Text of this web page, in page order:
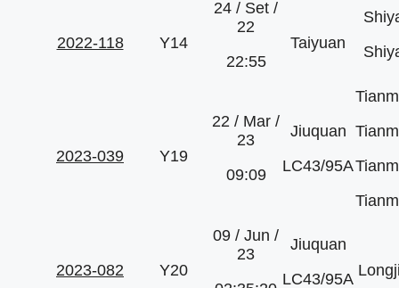
2022-118 Y14
24 / Set /
22
22:55
Taiyuan
2023-039 Y19
22 / Mar /
23
09:09
Jiuquan
LC43/95A
2023-082 Y20
09 / Jun /
23
Jiuquan
LC43/95A